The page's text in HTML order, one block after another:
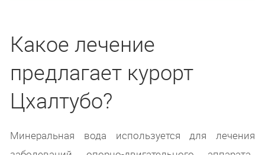
Какое лечение
предлагает курорт
Цхалтубо?
Минеральная вода используется для лечения